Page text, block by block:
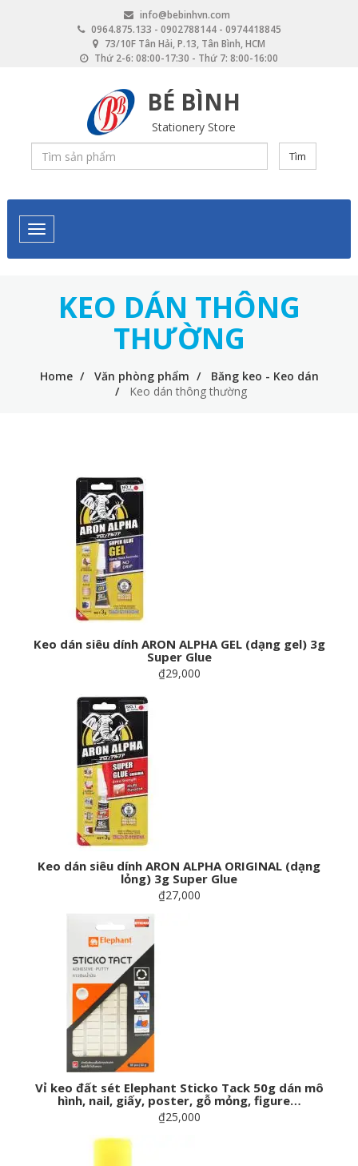
info@bebinhvn.com
0964.875.133 - 0902788144 - 0974418845
73/10F Tân Hải, P.13, Tân Bình, HCM
Thứ 2-6: 08:00-17:30 - Thứ 7: 8:00-16:00
BÉ BÌNH
Stationery Store
Tìm
KEO DÁN THÔNG
THƯỜNG
Home Văn phòng phẩm
Băng keo - Keo dán
Keo dán thông thường
​​​​​​​Keo dán siêu dính ARON ALPHA GEL (dạng gel) 3g
Super Glue
₫29,000
Keo dán siêu dính ARON ALPHA ORIGINAL (dạng
lỏng) 3g Super Glue
₫27,000
Vỉ keo đất sét Elephant Sticko Tack 50g dán mô
hình, nail, giấy, poster, gỗ mỏng, figure…
₫25,000